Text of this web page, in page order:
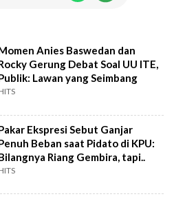
Anies Baswedan dan
Gerung Debat Soal UU ITE,
Lawan yang Seimbang
Ekspresi Sebut Ganjar
Beban saat Pidato di KPU:
Riang Gembira, tapi..